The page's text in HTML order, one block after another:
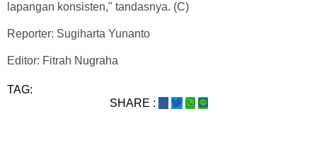
lapangan konsisten," tandasnya. (C)
Reporter: Sugiharta Yunanto
Editor: Fitrah Nugraha
TAG:
SHARE :